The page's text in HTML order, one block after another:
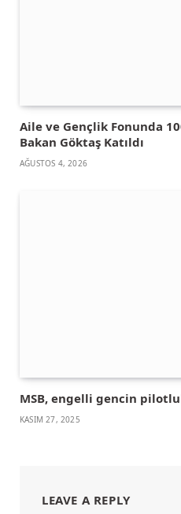
Aile ve Gençlik Fonunda
Bakan Göktaş Katıldı
AĞUSTOS 4, 2026
MSB, engelli gencin
KASIM 27, 2025
LEAVE A REPLY